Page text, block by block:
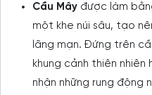
Cầu Mây được làm
một khe núi sâu, tạo
lãng mạn. Đứng trên
khung cảnh thiên
nhận những rung động